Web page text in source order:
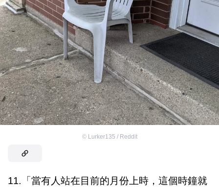
© Lurker135 / Reddit
11.「當有人站在目前的月份上時，這個時鐘就